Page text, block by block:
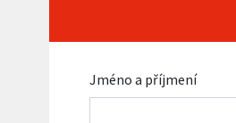
Jméno a příjmení